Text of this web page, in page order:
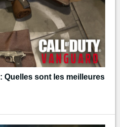
Quelles sont les meilleures